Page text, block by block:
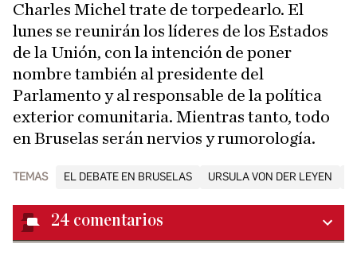
Charles Michel trate de torpedearlo. El
lunes se reunirán los líderes de los Estados
de la Unión, con la intención de poner
nombre también al presidente del
Parlamento y al responsable de la política
exterior comunitaria. Mientras tanto, todo
en Bruselas serán nervios y rumorología.
TEMAS EL DEBATE EN BRUSELAS URSULA VON DER LEYEN
24 comentarios